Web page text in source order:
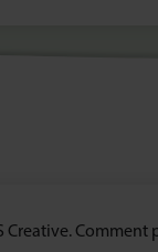
Creative.